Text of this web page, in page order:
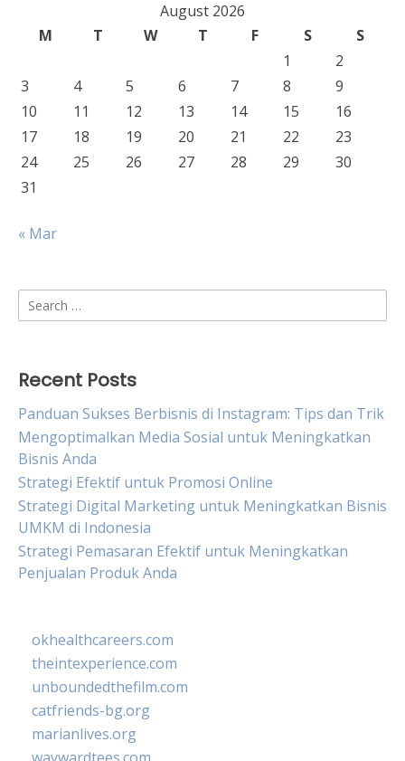
August 2026
M
T W T F S
S
1
2
3
4 5 6 7 8
9
10
11 12 13 14 15
16
17
18 19 20 21 22
23
24
25 26 27 28 29
30
31
« Mar
Search
for:
Recent Posts
Panduan Sukses Berbisnis di Instagram: Tips dan Trik
Mengoptimalkan Media Sosial untuk Meningkatkan
Bisnis Anda
Strategi Efektif untuk Promosi Online
Strategi Digital Marketing untuk Meningkatkan Bisnis
UMKM di Indonesia
Strategi Pemasaran Efektif untuk Meningkatkan
Penjualan Produk Anda
okhealthcareers.com
theintexperience.com
unboundedthefilm.com
catfriends-bg.org
marianlives.org